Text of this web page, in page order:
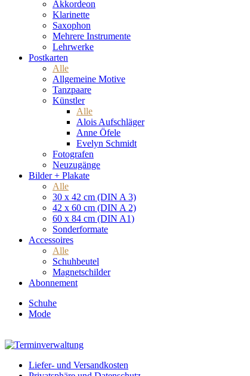
Akkordeon
Klarinette
Saxophon
Mehrere Instrumente
Lehrwerke
Postkarten
Alle
Allgemeine Motive
Tanzpaare
Künstler
Alle
Alois Aufschläger
Anne Öfele
Evelyn Schmidt
Fotografen
Neuzugänge
Bilder + Plakate
Alle
30 x 42 cm (DIN A 3)
42 x 60 cm (DIN A 2)
60 x 84 cm (DIN A1)
Sonderformate
Accessoires
Alle
Schuhbeutel
Magnetschilder
Abonnement
Schuhe
Mode
Liefer- und Versandkosten